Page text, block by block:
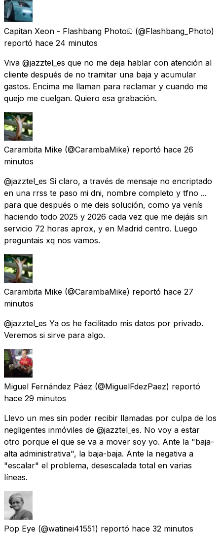
Capitan Xeon - Flashbang Photoඞ (@Flashbang_Photo)
reportó hace 24 minutos
Viva @jazztel_es que no me deja hablar con atención al
cliente después de no tramitar una baja y acumular
gastos. Encima me llaman para reclamar y cuando me
quejo me cuelgan. Quiero esa grabación.
Carambita Mike (@CarambaMike) reportó hace 26
minutos
@jazztel_es Si claro, a través de mensaje no encriptado
en una rrss te paso mi dni, nombre completo y tfno ...
para que después o me deis solución, como ya venís
haciendo todo 2025 y 2026 cada vez que me dejáis sin
servicio 72 horas aprox, y en Madrid centro. Luego
preguntais xq nos vamos.
Carambita Mike (@CarambaMike) reportó hace 27
minutos
@jazztel_es Ya os he facilitado mis datos por privado.
Veremos si sirve para algo.
Miguel Fernández Páez (@MiguelFdezPaez) reportó
hace 29 minutos
Llevo un mes sin poder recibir llamadas por culpa de los
negligentes inmóviles de @jazztel_es. No voy a estar
otro porque el que se va a mover soy yo. Ante la "baja-
alta administrativa", la baja-baja. Ante la negativa a
"escalar" el problema, desescalada total en varias
líneas.
Pop Eye (@watinei41551) reportó hace 32 minutos